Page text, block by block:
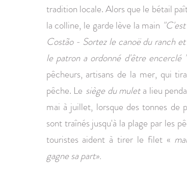
tradition locale. Alors que le bétail
la colline, le garde lève la main
Costão - Sortez le canoë du ranch
le patron a ordonné d'être encerclé
pêcheurs, artisans de la mer, qui
pêche. Le siège du muleta lieu
mai à juillet, lorsque des tonnes de
sont traînés jusqu'à la plage par les
touristes aident à tirer le filet «
gagne sa part».